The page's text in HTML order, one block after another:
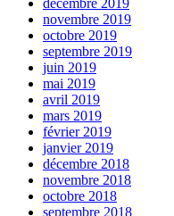
décembre 2019
novembre 2019
octobre 2019
septembre 2019
juin 2019
mai 2019
avril 2019
mars 2019
février 2019
janvier 2019
décembre 2018
novembre 2018
octobre 2018
septembre 2018